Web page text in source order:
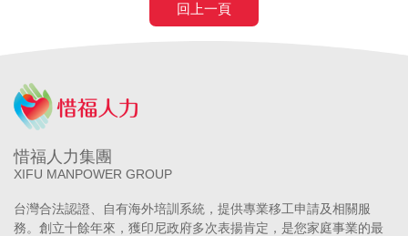
回上一頁
惜福人力集團
XIFU MANPOWER GROUP
台灣合法認證、自有海外培訓系統，提供專業移工申請及相關服
務。創立十餘年來，獲印尼政府多次表揚肯定，是您家庭事業的最